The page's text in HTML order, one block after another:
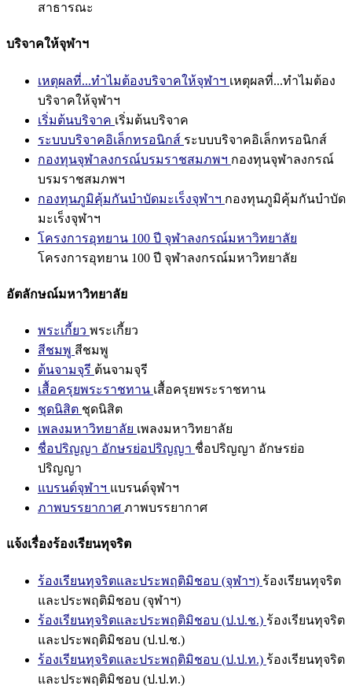
สาธารณะ
บริจาคให้จุฬาฯ
เหตุผลที่...ทำไมต้องบริจาคให้จุฬาฯ เหตุผลที่...ทำไมต้อง
บริจาคให้จุฬาฯ
เริ่มต้นบริจาค เริ่มต้นบริจาค
ระบบบริจาคอิเล็กทรอนิกส์ ระบบบริจาคอิเล็กทรอนิกส์
กองทุนจุฬาลงกรณ์บรมราชสมภพฯ กองทุนจุฬาลงกรณ์
บรมราชสมภพฯ
กองทุนภูมิคุ้มกันบำบัดมะเร็งจุฬาฯ กองทุนภูมิคุ้มกันบำบัด
มะเร็งจุฬาฯ
โครงการอุทยาน 100 ปี จุฬาลงกรณ์มหาวิทยาลัย
โครงการอุทยาน 100 ปี จุฬาลงกรณ์มหาวิทยาลัย
อัตลักษณ์มหาวิทยาลัย
พระเกี้ยว พระเกี้ยว
สีชมพู สีชมพู
ต้นจามจุรี ต้นจามจุรี
เสื้อครุยพระราชทาน เสื้อครุยพระราชทาน
ชุดนิสิต ชุดนิสิต
เพลงมหาวิทยาลัย เพลงมหาวิทยาลัย
ชื่อปริญญา อักษรย่อปริญญา ชื่อปริญญา อักษรย่อ
ปริญญา
แบรนด์จุฬาฯ แบรนด์จุฬาฯ
ภาพบรรยากาศ ภาพบรรยากาศ
แจ้งเรื่องร้องเรียนทุจริต
ร้องเรียนทุจริตและประพฤติมิชอบ (จุฬาฯ) ร้องเรียนทุจริต
และประพฤติมิชอบ (จุฬาฯ)
ร้องเรียนทุจริตและประพฤติมิชอบ (ป.ป.ช.) ร้องเรียนทุจริต
และประพฤติมิชอบ (ป.ป.ช.)
ร้องเรียนทุจริตและประพฤติมิชอบ (ป.ป.ท.) ร้องเรียนทุจริต
และประพฤติมิชอบ (ป.ป.ท.)